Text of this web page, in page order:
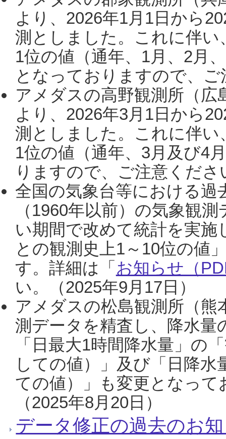
より、2026年1月1日から
測としました。これに伴い
1位の値（通年、1月、2月
となっておりますので、
アメダスの高野観測所（
より、2026年3月1日から
測としました。これに伴い
1位の値（通年、3月及び4
りますので、ご注意くだ
全国の気象台等における過
（1960年以前）の気象観
い期間で改めて統計を実
との観測史上1～10位の値
す。詳細は「 お知らせ（
い。（2025年9月17日）
アメダスの松島観測所（熊
測データを精査し、降水
「日最大1時間降水量」の
しての値）」及び「日降
ての値）」も変更となっ
（2025年8月20日）
データ修正の過去のお